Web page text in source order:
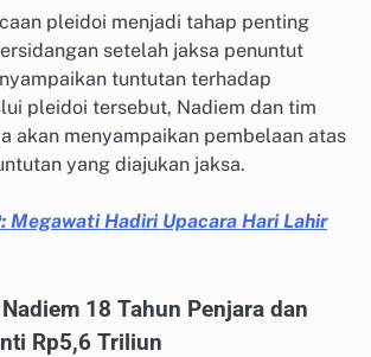
pleidoi menjadi tahap penting
setelah jaksa penuntut
tuntutan terhadap
pleidoi tersebut, Nadiem dan tim
akan menyampaikan pembelaan atas
yang diajukan jaksa.
Megawati Hadiri Upacara Hari Lahir
18 Tahun Penjara dan
Rp5,6 Triliun